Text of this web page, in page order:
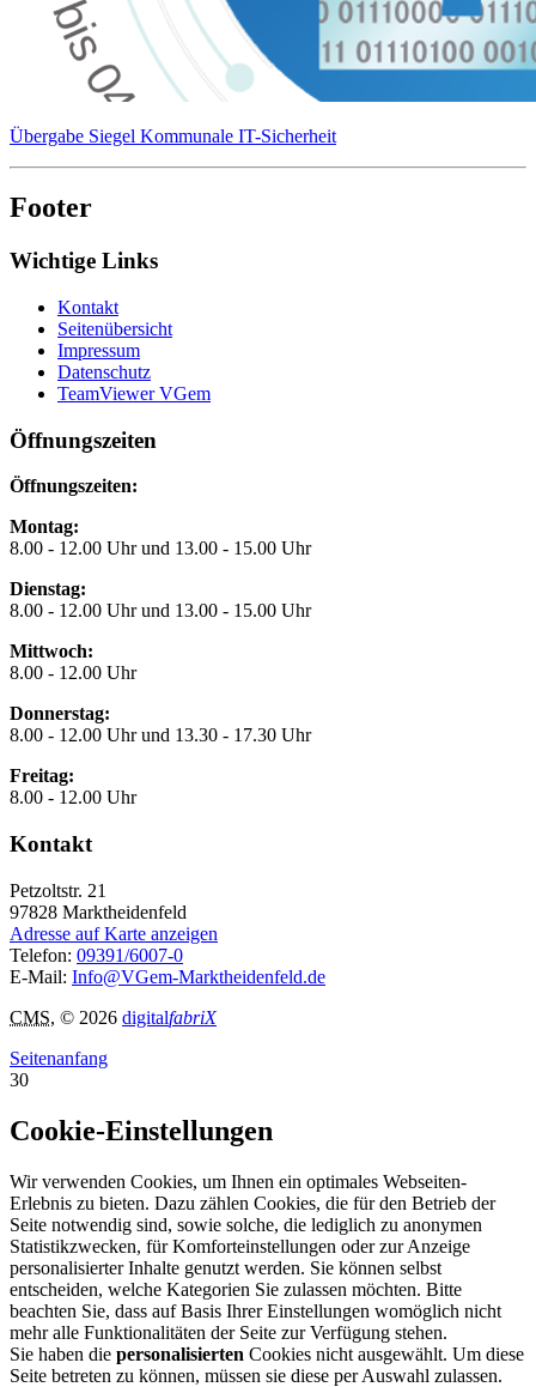
Übergabe Siegel Kommunale IT-Sicherheit
Footer
Wichtige Links
Kontakt
Seitenübersicht
Impressum
Datenschutz
TeamViewer VGem
Öffnungszeiten
Öffnungszeiten:
Montag:
8.00 - 12.00 Uhr und 13.00 - 15.00 Uhr
Dienstag:
8.00 - 12.00 Uhr und 13.00 - 15.00 Uhr
Mittwoch:
8.00 - 12.00 Uhr
Donnerstag:
8.00 - 12.00 Uhr und 13.30 - 17.30 Uhr
Freitag:
8.00 - 12.00 Uhr
Kontakt
Petzoltstr. 21
97828 Marktheidenfeld
Adresse auf Karte anzeigen
Telefon: 09391/6007-0
E-Mail: Info@VGem-Marktheidenfeld.de
CMS, © 2026 digitalfabriX
Seitenanfang
30
Cookie-Einstellungen
Wir verwenden Cookies, um Ihnen ein optimales Webseiten-
Erlebnis zu bieten. Dazu zählen Cookies, die für den Betrieb der
Seite notwendig sind, sowie solche, die lediglich zu anonymen
Statistikzwecken, für Komforteinstellungen oder zur Anzeige
personalisierter Inhalte genutzt werden. Sie können selbst
entscheiden, welche Kategorien Sie zulassen möchten. Bitte
beachten Sie, dass auf Basis Ihrer Einstellungen womöglich nicht
mehr alle Funktionalitäten der Seite zur Verfügung stehen.
Sie haben die personalisierten Cookies nicht ausgewählt. Um diese
Seite betreten zu können, müssen sie diese per Auswahl zulassen.